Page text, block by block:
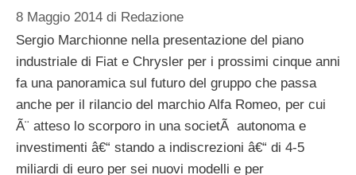
8 Maggio 2014 di Redazione
Sergio Marchionne nella presentazione del piano
industriale di Fiat e Chrysler per i prossimi cinque anni
fa una panoramica sul futuro del gruppo che passa
anche per il rilancio del marchio Alfa Romeo, per cui
Ã¨ atteso lo scorporo in una societÃ autonoma e
investimenti â€“ stando a indiscrezioni â€“ di 4-5
miliardi di euro per sei nuovi modelli e per